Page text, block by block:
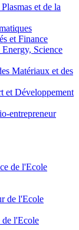
et de la
et Finance
Science
Matériaux et des
et Développement
entrepreneur
de l'Ecole
de l'Ecole
l'Ecole